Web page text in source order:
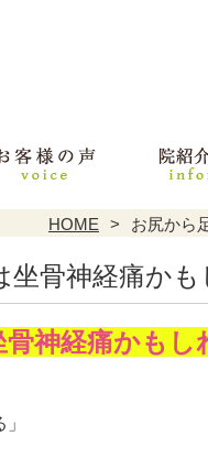
HOME お尻から
坐骨神経痛か
神経痛かもし